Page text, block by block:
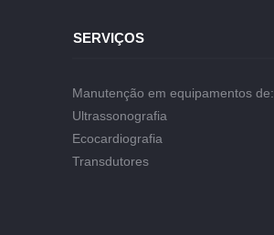
SERVIÇOS
Manutenção em equipamentos de:
Ultrassonografia
Ecocardiografia
Transdutores